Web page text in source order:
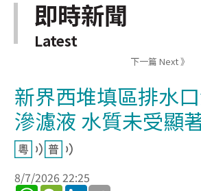
即時新聞
Latest
下一篇 Next 》
新界西堆填區排水
滲濾液 水質未受顯
8/7/2026 22:25